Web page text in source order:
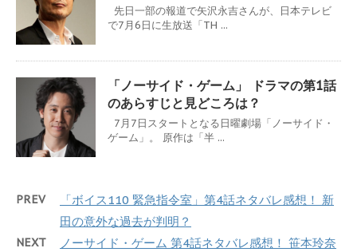
先日一部の報道で矢沢永吉さんが、日本テレビ
で7月6日に生放送「TH ...
「ノーサイド・ゲーム」 ドラマの第1話
のあらすじと見どころは？
7月7日スタートとなる日曜劇場「ノーサイド・
ゲーム」。 原作は「半 ...
PREV
「ボイス110 緊急指令室」第4話ネタバレ感想！ 新
田の意外な過去が判明？
NEXT
ノーサイド・ゲーム 第4話ネタバレ感想！ 笹本玲奈